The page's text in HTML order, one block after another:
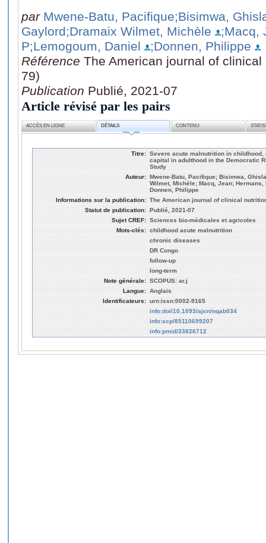
par Mwene-Batu, Pacifique;Bisimwa,
Gaylord;Dramaix Wilmet, Michèle
;Macq,
P;Lemogoum, Daniel
;Donnen, Philippe
Référence The American journal of
79)
Publication Publié, 2021-07
Article révisé par les pairs
ACCÈS EN LIGNE DÉTAILS CONTENU
Titre: Severe acute malnutrition in
capital in adulthood in the Democratic
Study
Auteur: Mwene-Batu, Pacifique; Bisimwa,
Wilmet, Michèle; Macq, Jean;
Donnen, Philippe
Informations sur la publication: The American journal of clinical
Statut de publication: Publié, 2021-07
Sujet CREF: Sciences bio-médicales et agricoles
Mots-clés: childhood acute malnutrition
chronic diseases
DR Congo
follow-up
long-term
Note générale: SCOPUS: ar.j
Langue: Anglais
Identificateurs: urn:issn:0002-9165
info:doi/10.1093/ajcn/nqab034
info:scp/85110699207
info:pmid/33826712